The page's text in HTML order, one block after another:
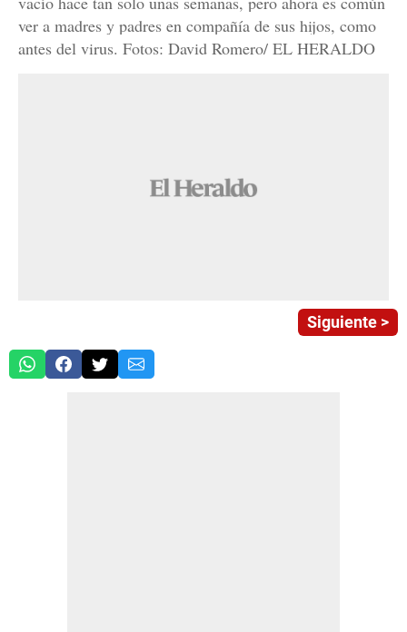
ver a madres y padres en compañía de sus hijos, como
antes del virus. Fotos: David Romero/ EL HERALDO
Siguiente >